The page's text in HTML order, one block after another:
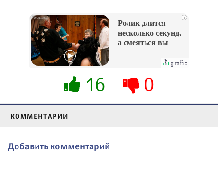
i
Ролик длится
несколько секунд,
а смеяться вы
16 0
КОММЕНТАРИИ
Добавить комментарий